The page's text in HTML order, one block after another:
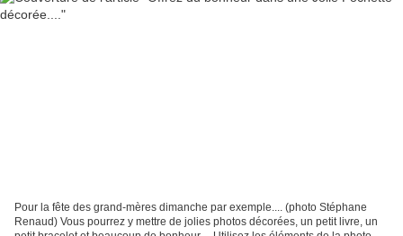
Pour la fête des grand-mères dimanche par exemple.... (photo Stéphane
Renaud) Vous pourrez y mettre de jolies photos décorées, un petit livre, un